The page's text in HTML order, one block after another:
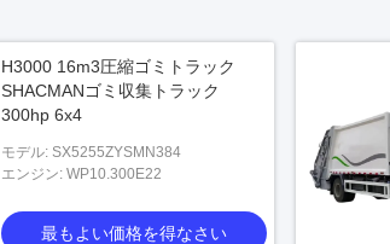
H3000 16m3圧縮ゴミトラック
SHACMANゴミ収集トラック
300hp 6x4
モデル: SX5255ZYSMN384
エンジン: WP10.300E22
最もよい価格を得なさい